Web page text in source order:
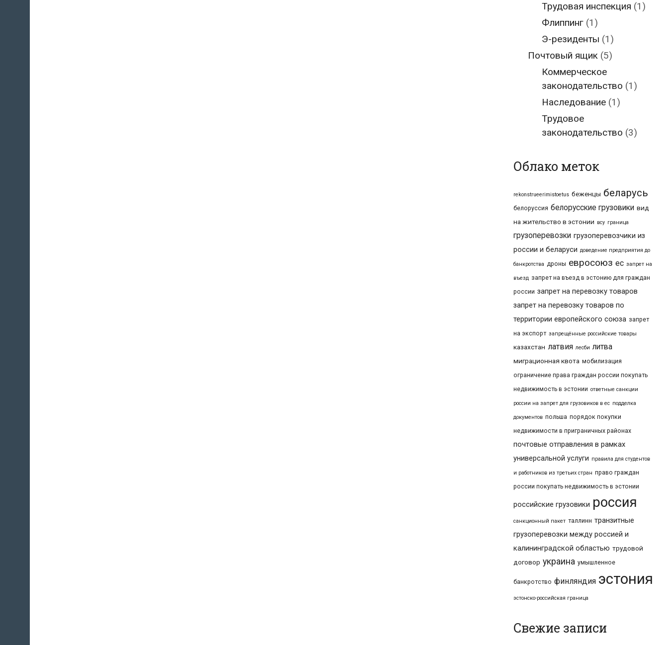
Трудовая инспекция (1)
Флиппинг (1)
Э-резиденты (1)
Почтовый ящик(5)
Коммерческое
законодательство (1)
Наследование (1)
Трудовое
законодательство (3)
Облако меток
rekonstrueerimistoetus беженцы беларусь
белоруссия белорусские грузовики вид
на жительство в эстонии всу граница
грузоперевозки грузоперевозчики из
россии и беларуси доведение предприятия до
банкротства дроны евросоюз ес запрет на
въезд запрет на въезд в эстонию для граждан
россии запрет на перевозку товаров
запрет на перевозку товаров по
территории европейского союза запрет
на экспорт запрещённые российские товары
казахстан латвия лесби литва
миграционная квота мобилизация
ограничение права граждан россии покупать
недвижимость в эстонии ответные санкции
россии на запрет для грузовиков в ес подделка
документов польша порядок покупки
недвижимости в приграничных районах
почтовые отправления в рамках
универсальной услуги правила для студентов
и работников из третьих стран право граждан
россии покупать недвижимость в эстонии
российские грузовики россия
санкционный пакет таллинн транзитные
грузоперевозки между россией и
калининградской областью трудовой
договор украина умышленное
банкротство финляндия эстония
эстонско-российская граница
Свежие записи